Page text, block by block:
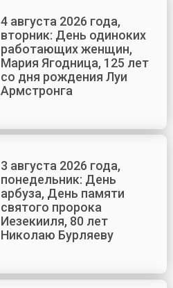
4 августа 2026 года,
вторник: День одиноких
работающих женщин,
Мария Ягодница, 125 лет
со дня рождения Луи
Армстронга
3 августа 2026 года,
понедельник: День
арбуза, День памяти
святого пророка
Иезекииля, 80 лет
Николаю Бурляеву